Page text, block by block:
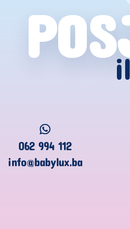
062 994 112
info@babylux.ba